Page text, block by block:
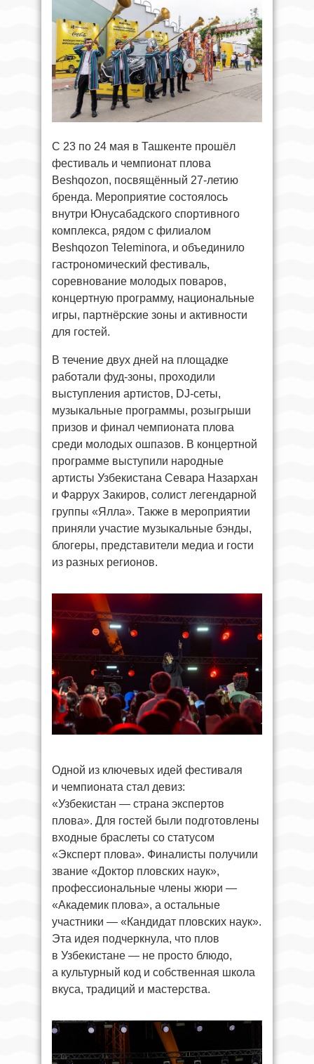
С 23 по 24 мая в Ташкенте прошёл
фестиваль и чемпионат плова
Beshqozon, посвящённый 27-летию
бренда. Мероприятие состоялось
внутри Юнусабадского спортивного
комплекса, рядом с филиалом
Beshqozon Teleminora, и объединило
гастрономический фестиваль,
соревнование молодых поваров,
концертную программу, национальные
игры, партнёрские зоны и активности
для гостей.
В течение двух дней на площадке
работали фуд-зоны, проходили
выступления артистов, DJ-сеты,
музыкальные программы, розыгрыши
призов и финал чемпионата плова
среди молодых ошпазов. В концертной
программе выступили народные
артисты Узбекистана Севара Назархан
и Фаррух Закиров, солист легендарной
группы «Ялла». Также в мероприятии
приняли участие музыкальные бэнды,
блогеры, представители медиа и гости
из разных регионов.
Одной из ключевых идей фестиваля
и чемпионата стал девиз:
«Узбекистан — страна экспертов
плова». Для гостей были подготовлены
входные браслеты со статусом
«Эксперт плова». Финалисты получили
звание «Доктор пловских наук»,
профессиональные члены жюри —
«Академик плова», а остальные
участники — «Кандидат пловских наук».
Эта идея подчеркнула, что плов
в Узбекистане — не просто блюдо,
а культурный код и собственная школа
вкуса, традиций и мастерства.